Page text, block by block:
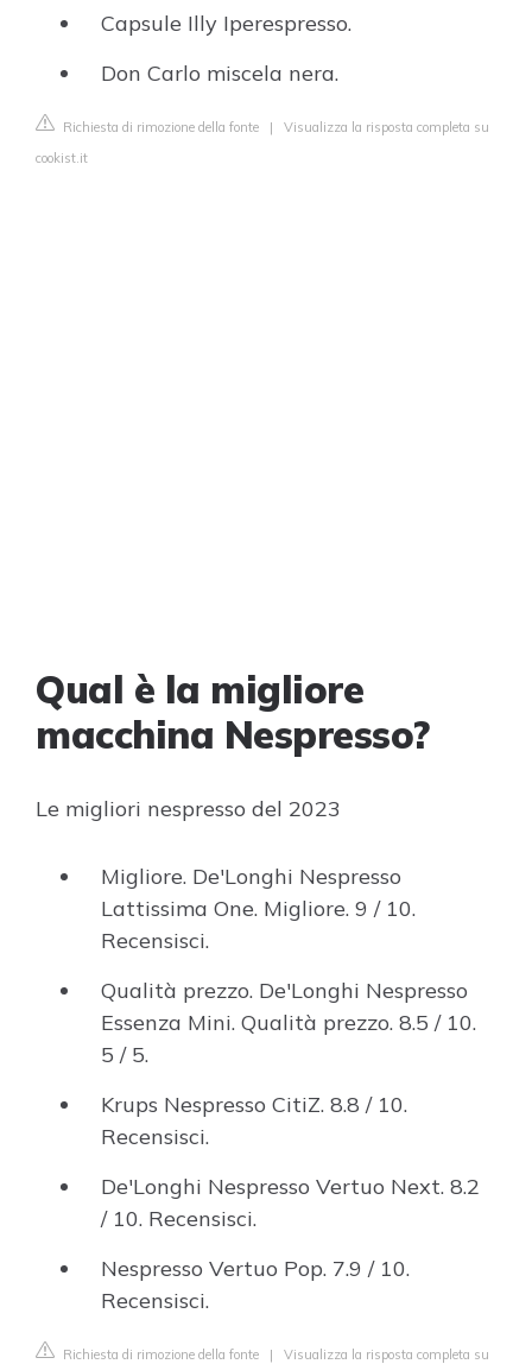
Capsule Illy Iperespresso.
Don Carlo miscela nera.
Richiesta di rimozione della fonte | Visualizza la risposta completa su
cookist.it
Qual è la migliore
macchina Nespresso?
Le migliori nespresso del 2023
Migliore. De'Longhi Nespresso
Lattissima One. Migliore. 9 / 10.
Recensisci.
Qualità prezzo. De'Longhi Nespresso
Essenza Mini. Qualità prezzo. 8.5 / 10.
5 / 5.
Krups Nespresso CitiZ. 8.8 / 10.
Recensisci.
De'Longhi Nespresso Vertuo Next. 8.2
/ 10. Recensisci.
Nespresso Vertuo Pop. 7.9 / 10.
Recensisci.
Richiesta di rimozione della fonte | Visualizza la risposta completa su